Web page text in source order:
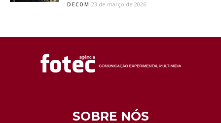
DECOM 23 de março de 2026
SOBRE NÓS